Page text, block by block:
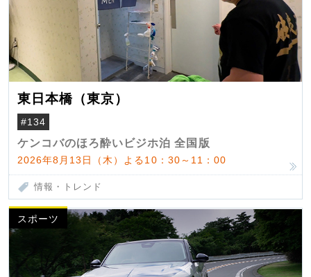
東日本橋（東京）
#134
ケンコバのほろ酔いビジホ泊 全国版
2026年8月13日（木）よる10：30～11：00
情報・トレンド
スポーツ